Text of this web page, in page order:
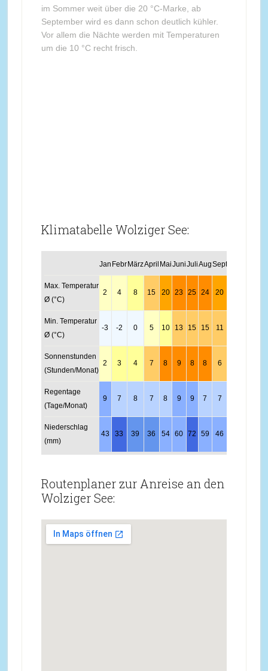
im Sommer weit über die 20 °C-Marke, ab
September wird es dann schon deutlich kühler.
Vor allem die Nächte werden mit Temperaturen
um die 10 °C recht frisch.
Klimatabelle Wolziger See:
Jan Febr MärzApril MaiJuniJuliAugSept
Max. Temperatur
Ø (°C)
2 4 8 15 20 23 25 24 20
Min. Temperatur
Ø (°C)
-3 -2 0 5 10 13 15 15 11
Sonnenstunden
(Stunden/Monat)
2 3 4 7 8 9 8 8 6
Regentage
(Tage/Monat)
9 7 8 7 8 9 9 7 7
Niederschlag
(mm)
43 33 39 36 54 60 72 59 46
Routenplaner zur Anreise an den
Wolziger See: